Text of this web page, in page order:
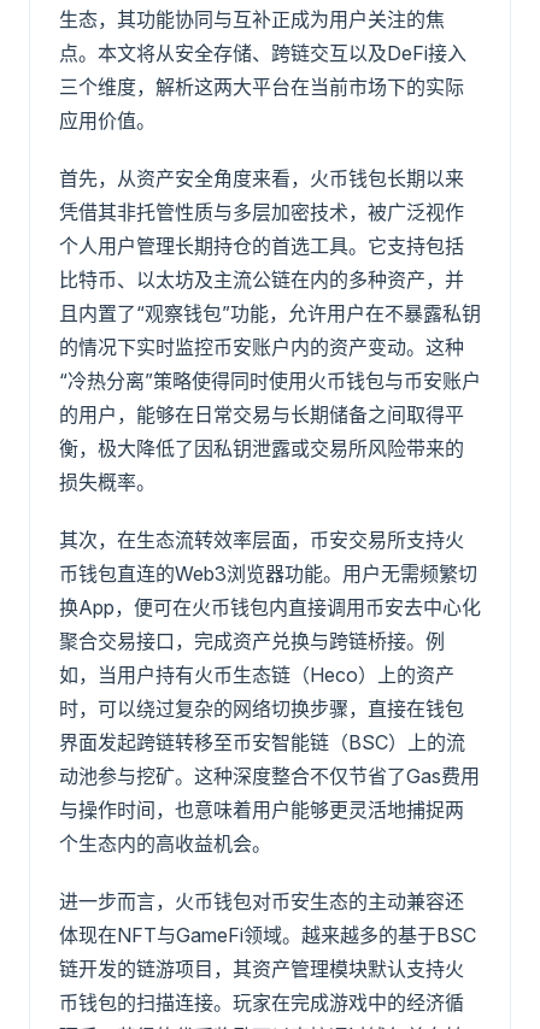
生态，其功能协同与互补正成为用户关注的焦
点。本文将从安全存储、跨链交互以及DeFi接入
三个维度，解析这两大平台在当前市场下的实际
应用价值。
首先，从资产安全角度来看，火币钱包长期以来
凭借其非托管性质与多层加密技术，被广泛视作
个人用户管理长期持仓的首选工具。它支持包括
比特币、以太坊及主流公链在内的多种资产，并
且内置了“观察钱包”功能，允许用户在不暴露私钥
的情况下实时监控币安账户内的资产变动。这种
“冷热分离”策略使得同时使用火币钱包与币安账户
的用户，能够在日常交易与长期储备之间取得平
衡，极大降低了因私钥泄露或交易所风险带来的
损失概率。
其次，在生态流转效率层面，币安交易所支持火
币钱包直连的Web3浏览器功能。用户无需频繁切
换App，便可在火币钱包内直接调用币安去中心化
聚合交易接口，完成资产兑换与跨链桥接。例
如，当用户持有火币生态链（Heco）上的资产
时，可以绕过复杂的网络切换步骤，直接在钱包
界面发起跨链转移至币安智能链（BSC）上的流
动池参与挖矿。这种深度整合不仅节省了Gas费用
与操作时间，也意味着用户能够更灵活地捕捉两
个生态内的高收益机会。
进一步而言，火币钱包对币安生态的主动兼容还
体现在NFT与GameFi领域。越来越多的基于BSC
链开发的链游项目，其资产管理模块默认支持火
币钱包的扫描连接。玩家在完成游戏中的经济循